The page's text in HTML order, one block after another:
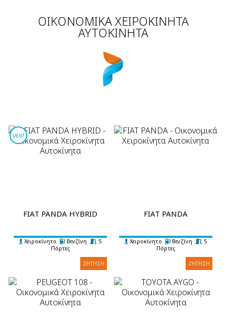
ΡΌΔΟΣ
ΟΙΚΟΝΟΜΙΚΆ ΧΕΙΡΟΚΊΝΗΤΑ
ΑΥΤΟΚΊΝΗΤΑ
FIAT PANDA HYBRID
Χειροκίνητο Βενζίνη
5
Πόρτες
ΖΉΤΗΣΗ
νέο!
FIAT PANDA
Χειροκίνητο Βενζίνη
5
Πόρτες
ΖΉΤΗΣΗ